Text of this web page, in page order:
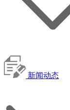
新闻动态